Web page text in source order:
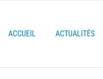
ACCUEIL ACTUALITÉS